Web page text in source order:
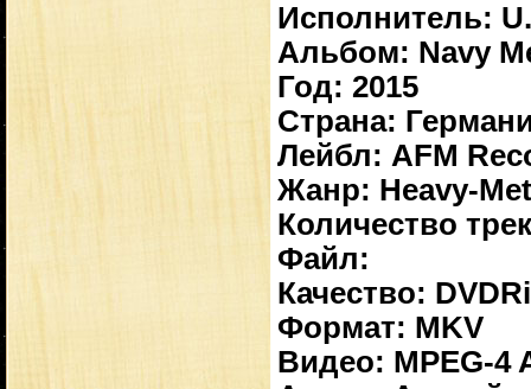
Исполнитель:
Альбом: Navy
Год: 2015
Страна:
Лейбл: AFM
Жанр: Heavy-
Количество
Файл:
Качество:
Формат: MKV
Видео: MPEG-4